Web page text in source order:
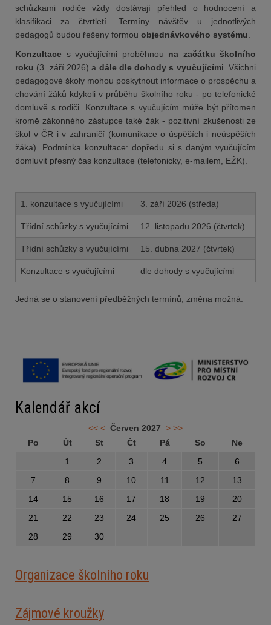
schůzkami rodiče vždy dostávají přehled o hodnocení a
klasifikaci za čtvrtletí. Termíny návštěv u jednotlivých
pedagogů budou řešeny formou objednávkového systému
Konzultace s vyučujícími proběhnou na začátku školního
roku (3. září 2026) a dále dle dohody s vyučujícími . Všichni
pedagogové školy mohou poskytnout informace o prospěchu a
chování žáků kdykoli v průběhu školního roku - po telefonické
domluvě s rodiči. Konzultace s vyučujícím může být přítomen
kromě zákonného zástupce také žák - pozitivní zkušenosti ze
škol v ČR i v zahraničí (komunikace o úspěších i neúspěších
žáka). Podmínka konzultace: dopředu si s daným vyučujícím
domluvit přesný čas konzultace (telefonicky, e-mailem, EŽK).
1. konzultace s vyučujícími 3. září 2026 (středa)
Třídní schůzky s vyučujícími 12. listopadu 2026 (čtvrtek)
Třídní schůzky s vyučujícími 15. dubna 2027 (čtvrtek)
Konzultace s vyučujícími dle dohody s vyučujícími
Jedná se o stanovení předběžných termínů, změna možná.
Kalendář akcí
<< < Červen 2027 > >>
Po
Út St Čt Pá So
Ne
1
2 3 4 5
6
7
8 9 10 11 12
13
14
15 16 17 18 19
20
21
22 23 24 25 26
27
28
29 30
Organizace školního roku
Zájmové kroužky